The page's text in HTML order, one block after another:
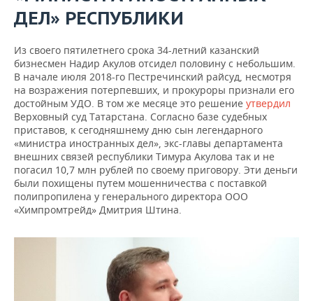
ДЕЛ» РЕСПУБЛИКИ
Из своего пятилетнего срока 34-летний казанский
бизнесмен Надир Акулов отсидел половину с небольшим.
В начале июля 2018-го Пестречинский райсуд, несмотря
на возражения потерпевших, и прокуроры признали его
достойным УДО. В том же месяце это решение утвердил
Верховный суд Татарстана. Согласно базе судебных
приставов, к сегодняшнему дню сын легендарного
«министра иностранных дел», экс-главы департамента
внешних связей республики Тимура Акулова так и не
погасил 10,7 млн рублей по своему приговору. Эти деньги
были похищены путем мошенничества с поставкой
полипропилена у генерального директора ООО
«Химпромтрейд» Дмитрия Штина.